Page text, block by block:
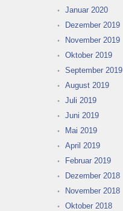
Januar 2020
Dezember 2019
November 2019
Oktober 2019
September 2019
August 2019
Juli 2019
Juni 2019
Mai 2019
April 2019
Februar 2019
Dezember 2018
November 2018
Oktober 2018